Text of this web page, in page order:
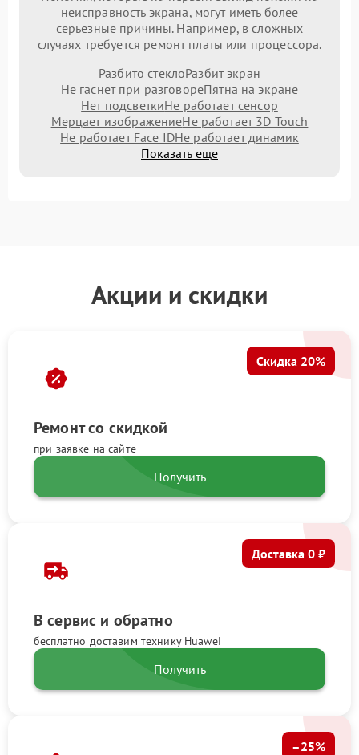
неисправность экрана, могут иметь более
серьезные причины. Например, в сложных
случаях требуется ремонт платы или процессора.
Разбито стеклоРазбит экран
Не гаснет при разговореПятна на экране
Нет подсветкиНе работает сенсор
Мерцает изображениеНе работает 3D Touch
Не работает Face IDНе работает динамик
Показать еще
Акции и скидки
Ремонт со скидкой
при заявке на сайте
Скидка 20%
Получить
В сервис и обратно
бесплатно доставим технику Huawei
Доставка 0 ₽
Получить
–25%